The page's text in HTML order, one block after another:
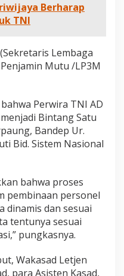
Berharap
TNI
Lembaga
Mutu /LP3M
Perwira TNI AD
Bintang Satu
Bandep Ur.
Bid. Sistem Nasional
bahwa proses
pembinaan personel
dinamis dan sesuai
tentunya sesuai
pungkasnya.
Wakasad Letjen
para Asisten Kasad,